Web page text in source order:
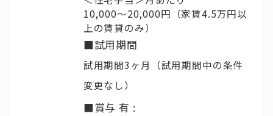
10,000～20,000円（家賃4.5万円以
上の賃貸のみ）
■試用期間
試用期間3ヶ月（試用期間中の条件
変更なし）
■賞与 有 :